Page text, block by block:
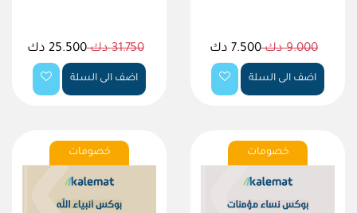
9.000 دك 7.500 دك
اضف الى السلة
31.750 دك 25.500 دك
اضف الى السلة
خصومات خصومات